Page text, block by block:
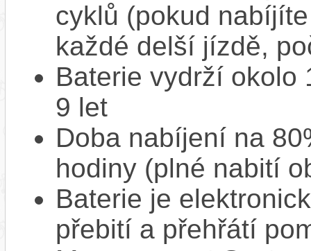
cyklů (pokud
každé delší jízdě,
Baterie vydrží okolo
9 let
Doba nabíjení na
hodiny (plné nabití
Baterie je
přebití a přehřátí